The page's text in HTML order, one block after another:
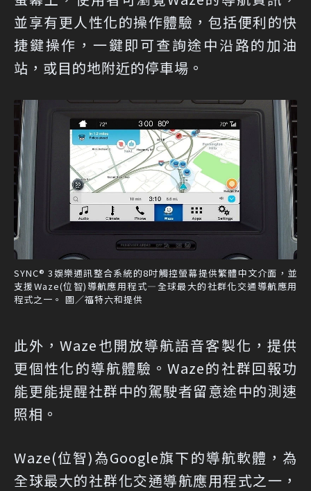
並享有更人性化的操作體驗，包括便利的快
捷鍵操作，一鍵即可查詢途中沿路的加油
站，或目的地附近的停車場。
SYNC® 3娛樂通訊整合系統的8吋觸控螢幕提供繁體中文介面，並
支援Waze(位智)導航應用程式—全球最大的社群化交通導航應用
程式之一。 圖／福特六和提供
此外，Waze也開放導航語音客製化，提供
更個性化的導航體驗。Waze的社群回報功
能更能提醒社群中的駕駛者留意途中的測速
照相。
Waze(位智)為Google旗下的導航軟體，為
全球最大的社群化交通導航應用程式之一，